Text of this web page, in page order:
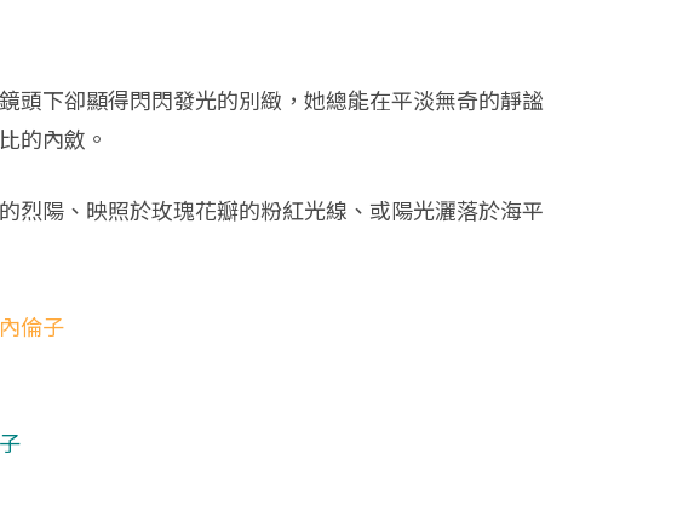
頭下卻顯得閃閃發光的別緻，她總能在平淡無奇的靜謐
的內斂。
烈陽、映照於玫瑰花瓣的粉紅光線、或陽光灑落於海平
倫子